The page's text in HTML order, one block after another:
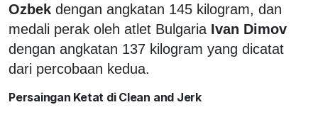
Ozbek dengan angkatan 145 kilogram, dan
medali perak oleh atlet Bulgaria Ivan Dimov
dengan angkatan 137 kilogram yang dicatat
dari percobaan kedua.
Persaingan Ketat di Clean and Jerk